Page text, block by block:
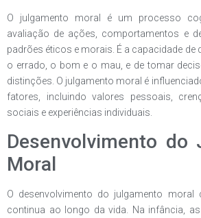
O julgamento moral é um processo
avaliação de ações, comportamentos e
padrões éticos e morais. É a capacidade de
o errado, o bom e o mau, e de tomar
distinções. O julgamento moral é
fatores, incluindo valores pessoais,
sociais e experiências individuais.
Desenvolvimento do
Moral
O desenvolvimento do julgamento
continua ao longo da vida. Na infância,